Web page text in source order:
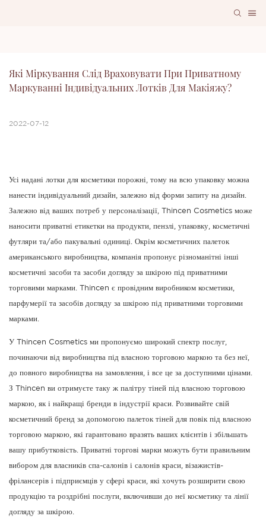
Які Міркування Слід Враховувати При Приватному
Маркуванні Індивідуальних Лотків Для Макіяжу?
2022-07-12
Усі надані лотки для косметики порожні, тому на всю упаковку можна
нанести індивідуальний дизайн, залежно від форми запиту на дизайн.
Залежно від ваших потреб у персоналізації, Thincen Cosmetics може
наносити приватні етикетки на продукти, пензлі, упаковку, косметичні
футляри та/або пакувальні одиниці. Окрім косметичних палеток
американського виробництва, компанія пропонує різноманітні інші
косметичні засоби та засоби догляду за шкірою під приватними
торговими марками. Thincen є провідним виробником косметики,
парфумерії та засобів догляду за шкірою під приватними торговими
марками.
У Thincen Cosmetics ми пропонуємо широкий спектр послуг,
починаючи від виробництва під власною торговою маркою та без неї,
до повного виробництва на замовлення, і все це за доступними цінами.
З Thincen ви отримуєте таку ж палітру тіней під власною торговою
маркою, як і найкращі бренди в індустрії краси. Розвивайте свій
косметичний бренд за допомогою палеток тіней для повік під власною
торговою маркою, які гарантовано вразять ваших клієнтів і збільшать
вашу прибутковість. Приватні торгові марки можуть бути правильним
вибором для власників спа-салонів і салонів краси, візажистів-
фрілансерів і підприємців у сфері краси, які хочуть розширити свою
продукцію та роздрібні послуги, включивши до неї косметику та лінії
догляду за шкірою.